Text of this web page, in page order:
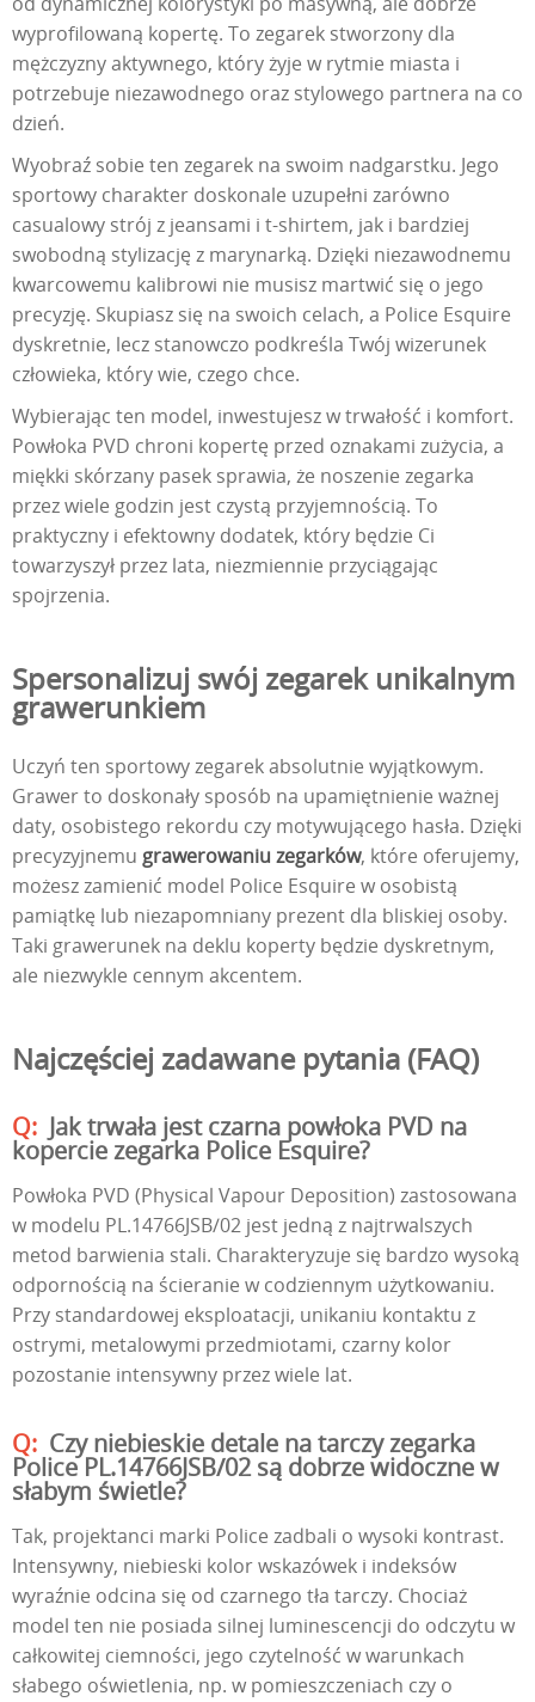
wyprofilowaną kopertę. To zegarek stworzony dla
mężczyzny aktywnego, który żyje w rytmie miasta i
potrzebuje niezawodnego oraz stylowego partnera na co
dzień.
Wyobraź sobie ten zegarek na swoim nadgarstku. Jego
sportowy charakter doskonale uzupełni zarówno
casualowy strój z jeansami i t-shirtem, jak i bardziej
swobodną stylizację z marynarką. Dzięki niezawodnemu
kwarcowemu kalibrowi nie musisz martwić się o jego
precyzję. Skupiasz się na swoich celach, a Police Esquire
dyskretnie, lecz stanowczo podkreśla Twój wizerunek
człowieka, który wie, czego chce.
Wybierając ten model, inwestujesz w trwałość i komfort.
Powłoka PVD chroni kopertę przed oznakami zużycia, a
miękki skórzany pasek sprawia, że noszenie zegarka
przez wiele godzin jest czystą przyjemnością. To
praktyczny i efektowny dodatek, który będzie Ci
towarzyszył przez lata, niezmiennie przyciągając
spojrzenia.
Spersonalizuj swój zegarek unikalnym
grawerunkiem
Uczyń ten sportowy zegarek absolutnie wyjątkowym.
Grawer to doskonały sposób na upamiętnienie ważnej
daty, osobistego rekordu czy motywującego hasła. Dzięki
precyzyjnemu grawerowaniu zegarków, które oferujemy,
możesz zamienić model Police Esquire w osobistą
pamiątkę lub niezapomniany prezent dla bliskiej osoby.
Taki grawerunek na deklu koperty będzie dyskretnym,
ale niezwykle cennym akcentem.
Najczęściej zadawane pytania (FAQ)
Jak trwała jest czarna powłoka PVD na
kopercie zegarka Police Esquire?
Powłoka PVD (Physical Vapour Deposition) zastosowana
w modelu PL.14766JSB/02 jest jedną z najtrwalszych
metod barwienia stali. Charakteryzuje się bardzo wysoką
odpornością na ścieranie w codziennym użytkowaniu.
Przy standardowej eksploatacji, unikaniu kontaktu z
ostrymi, metalowymi przedmiotami, czarny kolor
pozostanie intensywny przez wiele lat.
Czy niebieskie detale na tarczy zegarka
Police PL.14766JSB/02 są dobrze widoczne w
słabym świetle?
Tak, projektanci marki Police zadbali o wysoki kontrast.
Intensywny, niebieski kolor wskazówek i indeksów
wyraźnie odcina się od czarnego tła tarczy. Chociaż
model ten nie posiada silnej luminescencji do odczytu w
całkowitej ciemności, jego czytelność w warunkach
słabego oświetlenia, np. w pomieszczeniach czy o